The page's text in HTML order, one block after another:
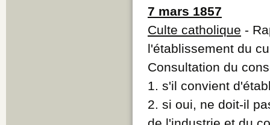
7 mars 1857
Culte catholique -
l'établissement du
Consultation du
1. s'il convient
2. si oui, ne doit-il